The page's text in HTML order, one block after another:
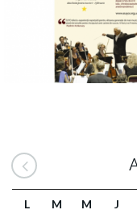
L M M J